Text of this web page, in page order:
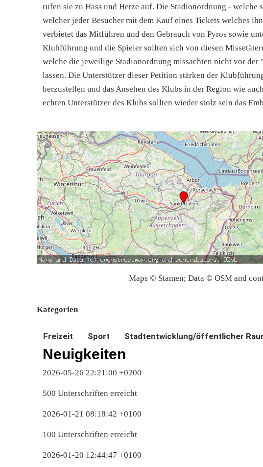
rufen sie zu Hass und Hetze auf. Die Stadionordnung - welche
welcher jeder Besucher mit dem Kauf eines Tickets welches
verbietet das Mitführen und den Gebrauch von Pyros sowie
Klubführung und die Spieler sollten sich von diesen
welche die jeweilige Stadionordnung missachten nicht vor der
lassen. Die Unterstützer dieser Petition stärken der
herzustellen und das Ansehen des Klubs in der Region wie
echten Unterstützer des Klubs sollten wieder stolz sein das
Maps © Stamen; Data © OSM and
Kategorien
Freizeit Sport Stadtentwicklung/öffentlicher
Neuigkeiten
2026-05-26 22:21:00 +0200
500 Unterschriften erreicht
2026-01-21 08:18:42 +0100
100 Unterschriften erreicht
2026-01-20 12:44:47 +0100